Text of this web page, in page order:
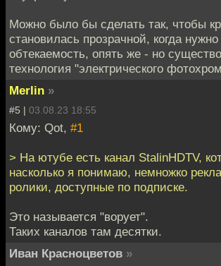
Можно было бы сделать так, чтобы
становилась прозрачной, когда нужно
обтекаемость, опять же - но
технология "электрического
Merlin »
#5 | 03.08.23 18:55
Кому: Qot, #1
> На ютубе есть канал StalinHDTV,
насколько я понимаю, немножко
ролики, доступные по подписке.
Это называется "ворует".
Таких каналов там десятки.
Иван Красноцветов »